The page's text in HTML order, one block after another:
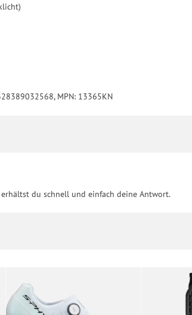
MPN: 13365KN
erhältst du schnell und einfach deine Antwort.